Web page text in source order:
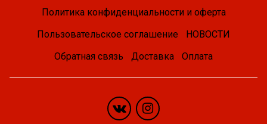
Политика конфиденциальности и оферта
Пользовательское соглашение
НОВОСТИ
Обратная связь
Доставка Оплата